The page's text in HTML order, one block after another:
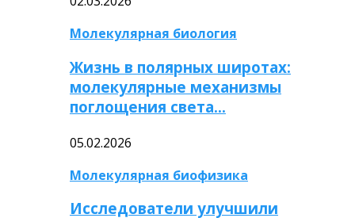
Молекулярная биология
Жизнь в полярных широтах:
молекулярные механизмы
поглощения света…
05.02.2026
Молекулярная биофизика
Исследователи улучшили